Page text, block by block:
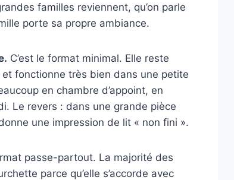
familles reviennent, qu’on parle
porte sa propre ambiance.
C’est le format minimal. Elle reste
fonctionne très bien dans une petite
en chambre d’appoint, en
Le revers : dans une grande pièce
une impression de lit « non fini ».
passe-partout. La majorité des
parce qu’elle s’accorde avec